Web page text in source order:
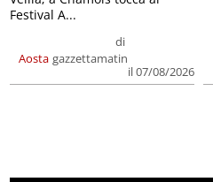
Aosta
di
gazzettamatin
il 07/08/2026
Festival A...